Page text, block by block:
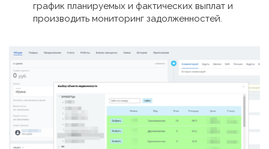
график планируемых и фактических выплат и
производить мониторинг задолженностей.